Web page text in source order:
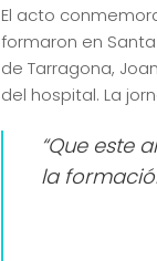
El acto
formaron en
de Tarragona,
del hospital. La
“Que este
la